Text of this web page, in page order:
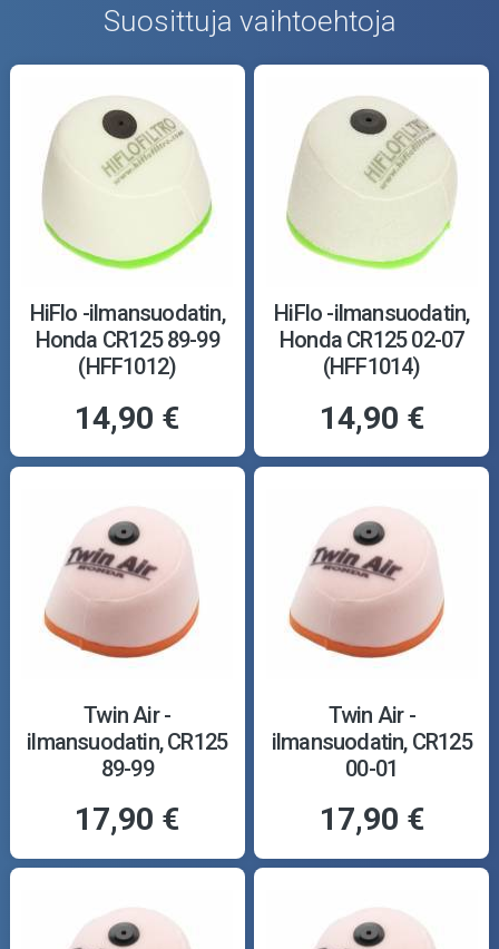
Suosittuja vaihtoehtoja
HiFlo -ilmansuodatin,
Honda CR125 89-99
(HFF1012)
14,90 €
HiFlo -ilmansuodatin,
Honda CR125 02-07
(HFF1014)
14,90 €
Twin Air -
ilmansuodatin, CR125
89-99
17,90 €
Twin Air -
ilmansuodatin, CR125
00-01
17,90 €